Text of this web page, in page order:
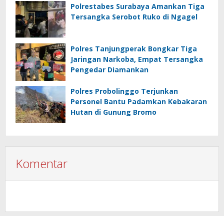
Polrestabes Surabaya Amankan Tiga
Tersangka Serobot Ruko di Ngagel
Polres Tanjungperak Bongkar Tiga
Jaringan Narkoba, Empat Tersangka
Pengedar Diamankan
Polres Probolinggo Terjunkan
Personel Bantu Padamkan Kebakaran
Hutan di Gunung Bromo
Komentar